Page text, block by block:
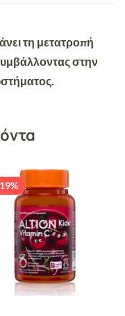
τη μετατροπή
στην